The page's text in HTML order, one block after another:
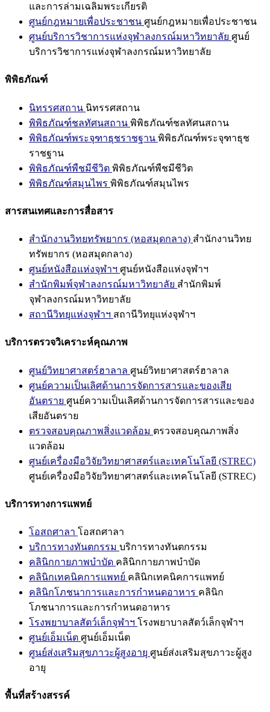
และการล่ามเฉลิมพระเกียรติ
ศูนย์กฎหมายเพื่อประชาชน ศูนย์กฎหมายเพื่อประชาชน
ศูนย์บริการวิชาการแห่งจุฬาลงกรณ์มหาวิทยาลัย ศูนย์
บริการวิชาการแห่งจุฬาลงกรณ์มหาวิทยาลัย
พิพิธภัณฑ์
นิทรรศสถาน นิทรรศสถาน
พิพิธภัณฑ์ชลทัศนสถาน พิพิธภัณฑ์ชลทัศนสถาน
พิพิธภัณฑ์พระจุฑาธุชราชฐาน พิพิธภัณฑ์พระจุฑาธุช
ราชฐาน
พิพิธภัณฑ์พืชมีชีวิต พิพิธภัณฑ์พืชมีชีวิต
พิพิธภัณฑ์สมุนไพร พิพิธภัณฑ์สมุนไพร
สารสนเทศและการสื่อสาร
สำนักงานวิทยทรัพยากร (หอสมุดกลาง) สำนักงานวิทย
ทรัพยากร (หอสมุดกลาง)
ศูนย์หนังสือแห่งจุฬาฯ ศูนย์หนังสือแห่งจุฬาฯ
สำนักพิมพ์จุฬาลงกรณ์มหาวิทยาลัย สำนักพิมพ์
จุฬาลงกรณ์มหาวิทยาลัย
สถานีวิทยุแห่งจุฬาฯ สถานีวิทยุแห่งจุฬาฯ
บริการตรวจวิเคราะห์คุณภาพ
ศูนย์วิทยาศาสตร์ฮาลาล ศูนย์วิทยาศาสตร์ฮาลาล
ศูนย์ความเป็นเลิศด้านการจัดการสารและของเสีย
อันตราย ศูนย์ความเป็นเลิศด้านการจัดการสารและของ
เสียอันตราย
ตรวจสอบคุณภาพสิ่งแวดล้อม ตรวจสอบคุณภาพสิ่ง
แวดล้อม
ศูนย์เครื่องมือวิจัยวิทยาศาสตร์และเทคโนโลยี (STREC)
ศูนย์เครื่องมือวิจัยวิทยาศาสตร์และเทคโนโลยี (STREC)
บริการทางการแพทย์
โอสถศาลา โอสถศาลา
บริการทางทันตกรรม บริการทางทันตกรรม
คลินิกกายภาพบำบัด คลินิกกายภาพบำบัด
คลินิกเทคนิคการแพทย์ คลินิกเทคนิคการแพทย์
คลินิกโภชนาการและการกำหนดอาหาร คลินิก
โภชนาการและการกำหนดอาหาร
โรงพยาบาลสัตว์เล็กจุฬาฯ โรงพยาบาลสัตว์เล็กจุฬาฯ
ศูนย์เอ็มเน็ต ศูนย์เอ็มเน็ต
ศูนย์ส่งเสริมสุขภาวะผู้สูงอายุ ศูนย์ส่งเสริมสุขภาวะผู้สูง
อายุ
พื้นที่สร้างสรรค์